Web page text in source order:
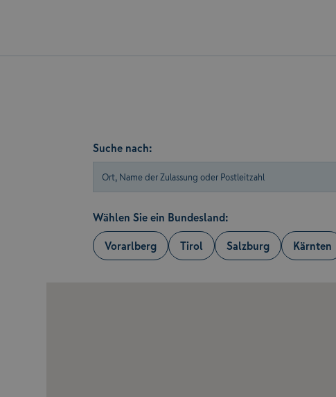
Suche nach:
Wählen Sie ein Bundesland:
Vorarlberg
Tirol Salzburg Kärnten